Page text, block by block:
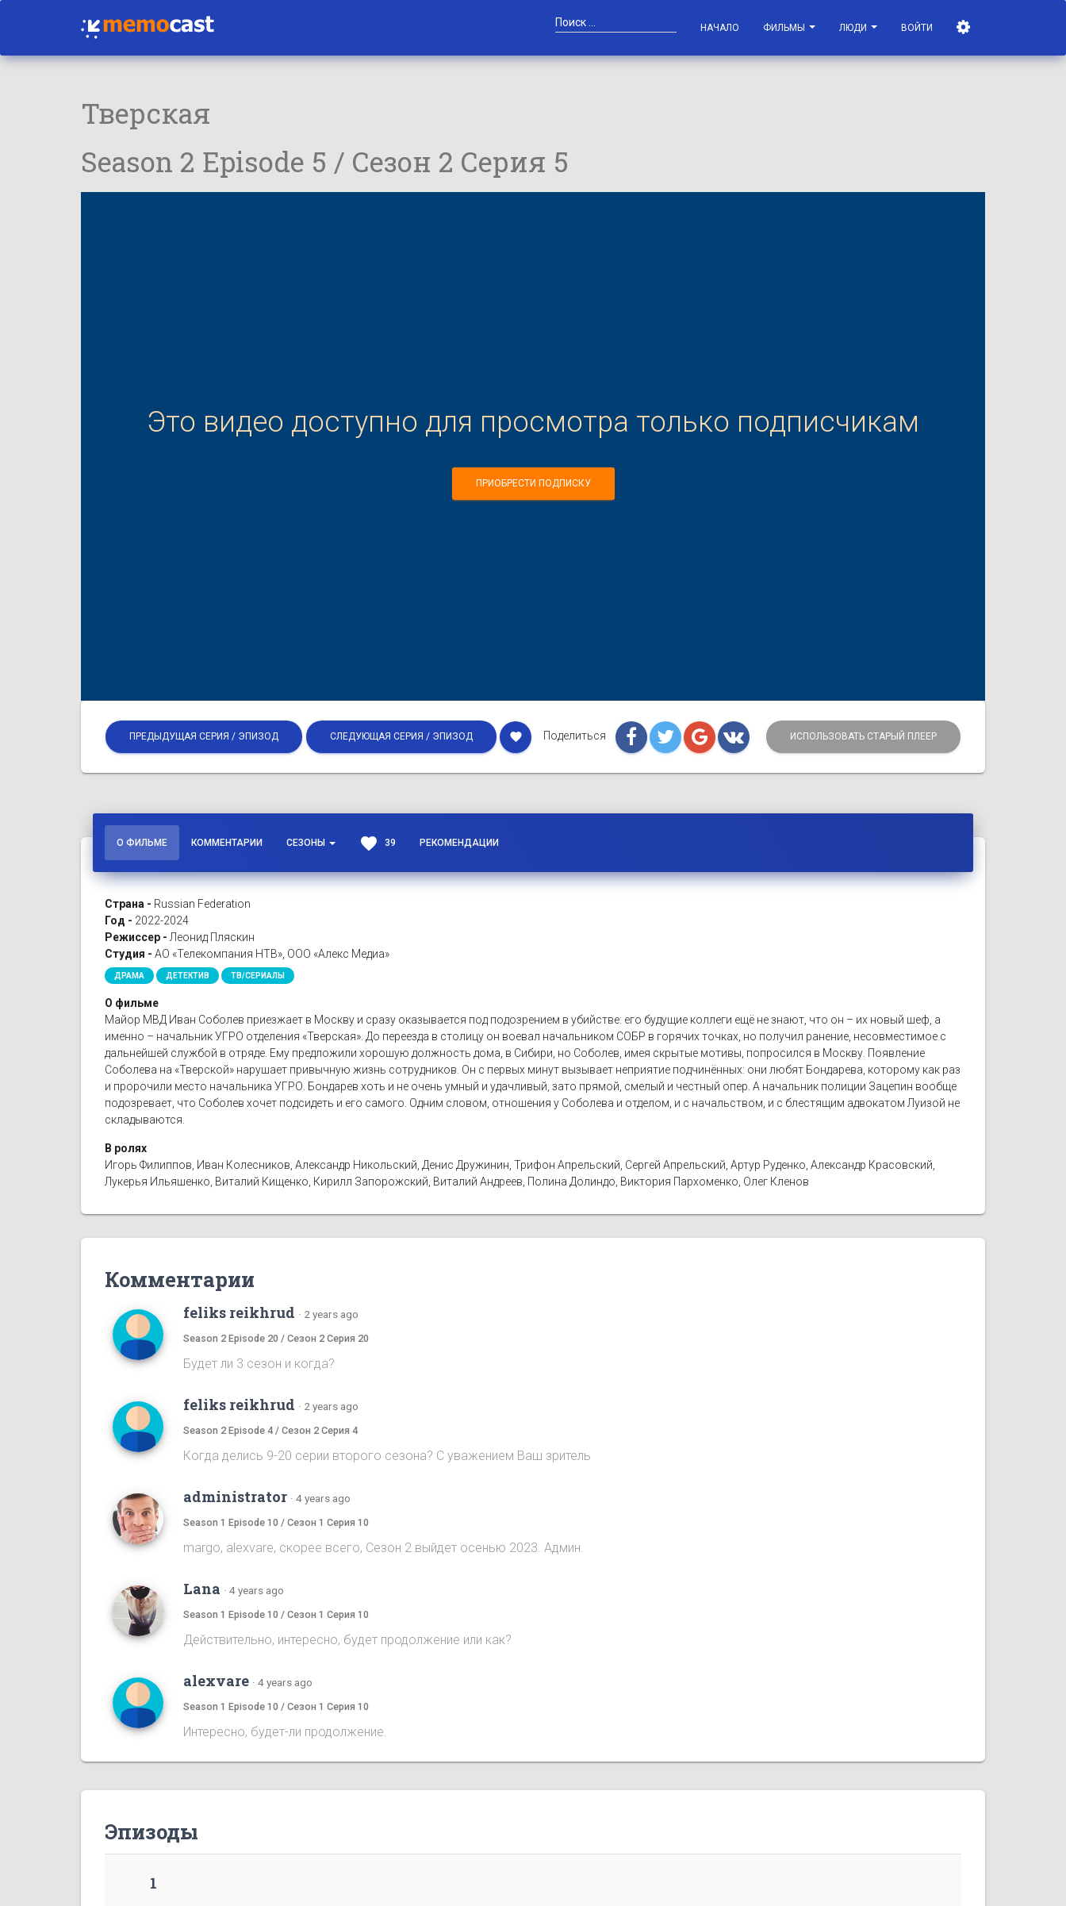
НАЧАЛО ФИЛЬМЫ ЛЮДИ ВОЙТИ
Тверская
Season 2 Episode 5 / Сезон 2 Серия 5
Это видео доступно для просмотра только подписчикам
ПРИОБРЕСТИ ПОДПИСКУ
ПРЕДЫДУЩАЯ СЕРИЯ / ЭПИЗОД СЛЕДУЮЩАЯ СЕРИЯ / ЭПИЗОД favorite Поделиться ИСПОЛЬЗОВАТЬ СТАРЫЙ ПЛЕЕР
О ФИЛЬМЕ КОММЕНТАРИИ СЕЗОНЫ favorite 39 РЕКОМЕНДАЦИИ
Страна - Russian Federation
Год - 2022-2024
Режиссер - Леонид Пляскин
Студия - АО «Телекомпания НТВ», ООО «Алекс Медиа»
ДРАМА ДЕТЕКТИВ ТВ/СЕРИАЛЫ
О фильме
Майор МВД Иван Соболев приезжает в Москву и сразу оказывается под подозрением в убийстве: его будущие коллеги ещё не знают, что он – их новый шеф, а
именно – начальник УГРО отделения «Тверская». До переезда в столицу он воевал начальником СОБР в горячих точках, но получил ранение, несовместимое с
дальнейшей службой в отряде. Ему предложили хорошую должность дома, в Сибири, но Соболев, имея скрытые мотивы, попросился в Москву. Появление
Соболева на «Тверской» нарушает привычную жизнь сотрудников. Он с первых минут вызывает неприятие подчинённых: они любят Бондарева, которому как раз
и пророчили место начальника УГРО. Бондарев хоть и не очень умный и удачливый, зато прямой, смелый и честный опер. А начальник полиции Зацепин вообще
подозревает, что Соболев хочет подсидеть и его самого. Одним словом, отношения у Соболева и отделом, и с начальством, и с блестящим адвокатом Луизой не
складываются.
В ролях
Игорь Филиппов, Иван Колесников, Александр Никольский, Денис Дружинин, Трифон Апрельский, Сергей Апрельский, Артур Руденко, Александр Красовский,
Лукерья Ильяшенко, Виталий Кищенко, Кирилл Запорожский, Виталий Андреев, Полина Долиндо, Виктория Пархоменко, Олег Кленов
Комментарии
feliks reikhrud · 2 years ago
Season 2 Episode 20 / Сезон 2 Серия 20
Будет ли 3 сезон и когда?
feliks reikhrud · 2 years ago
Season 2 Episode 4 / Сезон 2 Серия 4
Когда делись 9-20 серии второго сезона? С уважением Ваш зритель
administrator · 4 years ago
Season 1 Episode 10 / Сезон 1 Серия 10
margo, alexvare, скорее всего, Сезон 2 выйдет осенью 2023. Админ.
Lana · 4 years ago
Season 1 Episode 10 / Сезон 1 Серия 10
Действительно, интересно, будет продолжение или как?
alexvare · 4 years ago
Season 1 Episode 10 / Сезон 1 Серия 10
Интересно, будет-ли продолжение.
Эпизоды
1